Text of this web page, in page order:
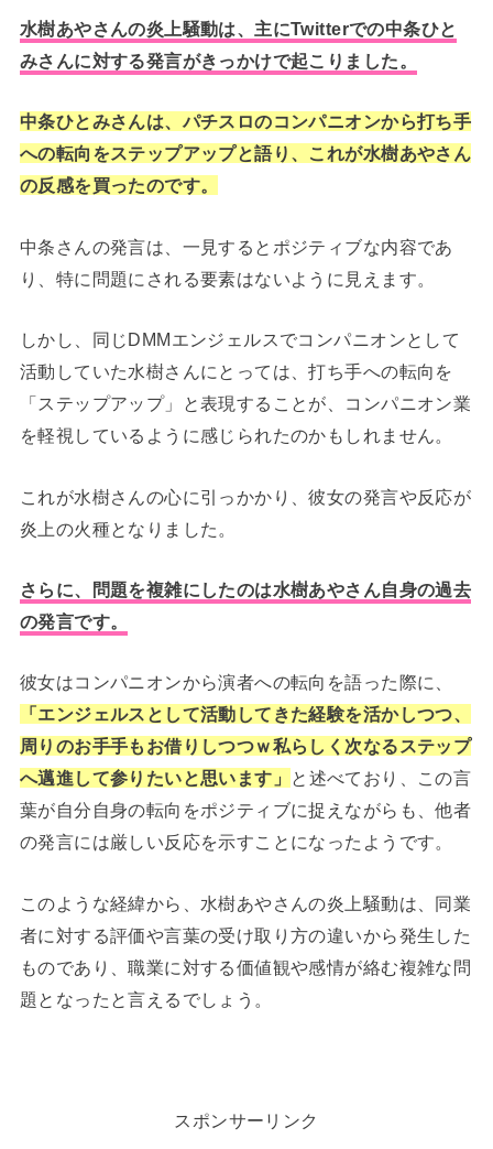
水樹あやさんの炎上騒動は、主にTwitterでの中条ひと
みさんに対する発言がきっかけで起こりました。
中条ひとみさんは、パチスロのコンパニオンから打ち手
への転向をステップアップと語り、これが水樹あやさん
の反感を買ったのです。
中条さんの発言は、一見するとポジティブな内容であ
り、特に問題にされる要素はないように見えます。
しかし、同じDMMエンジェルスでコンパニオンとして
活動していた水樹さんにとっては、打ち手への転向を
「ステップアップ」と表現することが、コンパニオン業
を軽視しているように感じられたのかもしれません。
これが水樹さんの心に引っかかり、彼女の発言や反応が
炎上の火種となりました。
さらに、問題を複雑にしたのは水樹あやさん自身の過去
の発言です。
彼女はコンパニオンから演者への転向を語った際に、
「エンジェルスとして活動してきた経験を活かしつつ、
周りのお手手もお借りしつつｗ私らしく次なるステップ
へ邁進して参りたいと思います」
と述べており、この言
葉が自分自身の転向をポジティブに捉えながらも、他者
の発言には厳しい反応を示すことになったようです。
このような経緯から、水樹あやさんの炎上騒動は、同業
者に対する評価や言葉の受け取り方の違いから発生した
ものであり、職業に対する価値観や感情が絡む複雑な問
題となったと言えるでしょう。
スポンサーリンク